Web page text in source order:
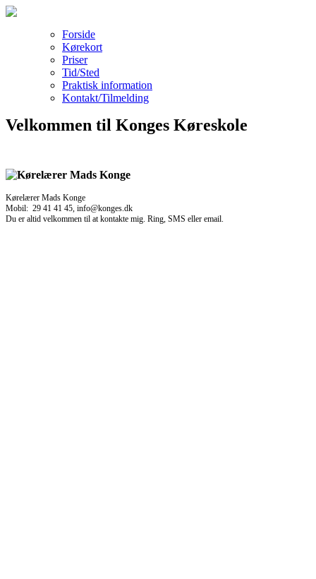
Forside
Kørekort
Priser
Tid/Sted
Praktisk information
Kontakt/Tilmelding
Velkommen til Konges Køreskole
Kørelærer Mads Konge
Mobil: 29 41 41 45, info@konges.dk
Du er altid velkommen til at kontakte mig. Ring, SMS eller email.